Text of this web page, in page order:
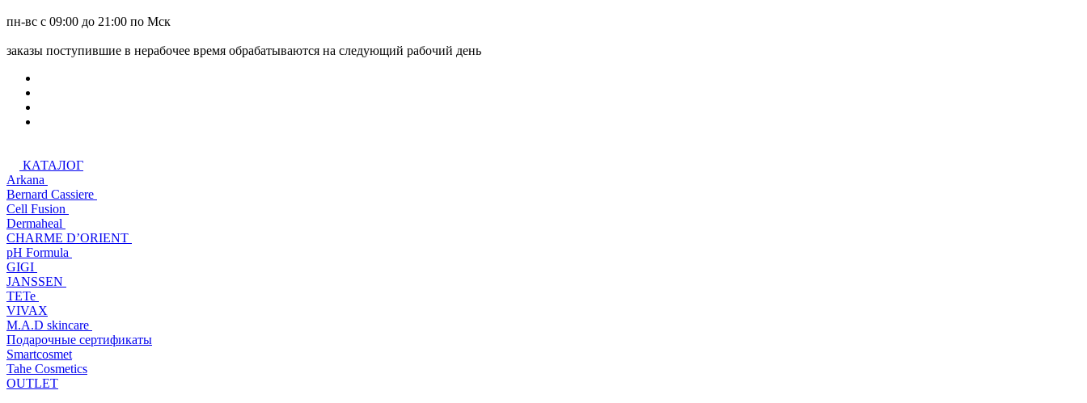
пн-вс с 09:00 до 21:00 по Мск
заказы поступившие в нерабочее время обрабатываются на следующий рабочий день
КАТАЛОГ
Arkana
Bernard Cassiere
Cell Fusion
Dermaheal
CHARME D’ORIENT
pH Formula
GIGI
JANSSEN
TETe
VIVAX
M.A.D skincare
Подарочные сертификаты
Smartcosmet
Tahe Cosmetics
OUTLET